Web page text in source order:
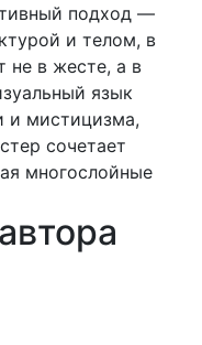
подход —
и телом, в
не в жесте, а в
язык
и мистицизма,
сочетает
многослойные